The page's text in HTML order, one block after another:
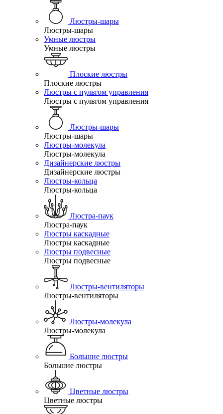
Люстры-шары
Люстры-шары
Умные люстры
Умные люстры
Плоские люстры
Плоские люстры
Люстры с пультом управления
Люстры с пультом управления
Люстры-шары
Люстры-шары
Люстры-молекула
Люстры-молекула
Дизайнерские люстры
Дизайнерские люстры
Люстры-кольца
Люстры-кольца
Люстра-паук
Люстра-паук
Люстры каскадные
Люстры каскадные
Люстры подвесные
Люстры подвесные
Люстры-вентиляторы
Люстры-вентиляторы
Люстры-молекула
Люстры-молекула
Большие люстры
Большие люстры
Цветные люстры
Цветные люстры